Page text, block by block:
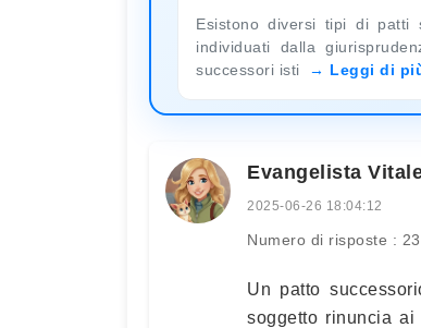
Esistono diversi tipi di patti
individuati dalla
successori isti
Leggi di
Evangelista
2025-06-26 18:04:12
Numero di risposte : 23
Un patto
soggetto rinuncia ai